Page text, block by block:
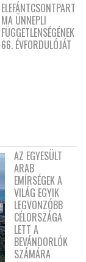
ELEFÁNTCSONTPART
MA ÜNNEPLI
FÜGGETLENSÉGÉNEK
66. ÉVFORDULÓJÁT
AZ EGYESÜLT
ARAB
EMÍRSÉGEK A
VILÁG EGYIK
LEGVONZÓBB
CÉLORSZÁGA
LETT A
BEVÁNDORLÓK
SZÁMÁRA